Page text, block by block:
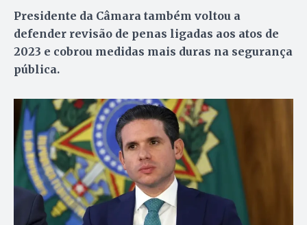
Presidente da Câmara também voltou a
defender revisão de penas ligadas aos atos de
2023 e cobrou medidas mais duras na segurança
pública.